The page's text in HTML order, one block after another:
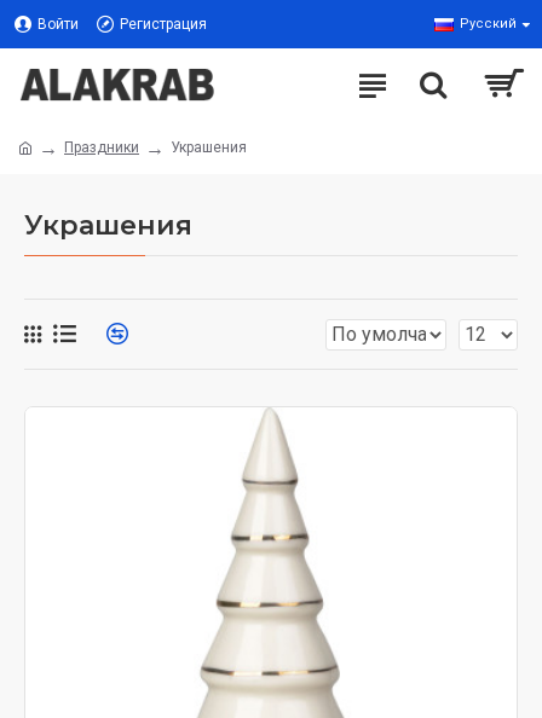
Войти Регистрация Русский
Праздники Украшения
Украшения